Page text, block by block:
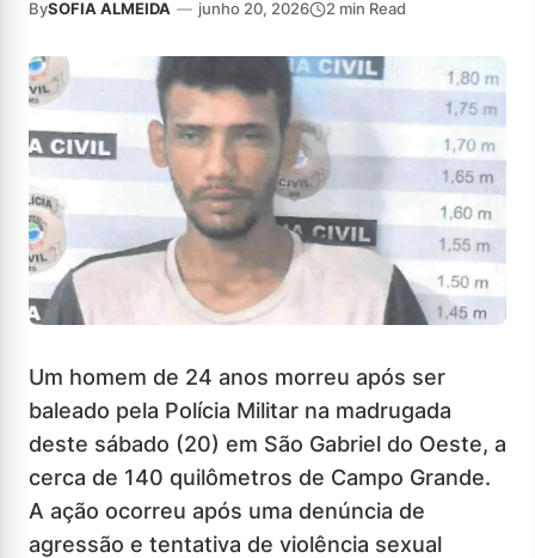
BySOFIA ALMEIDA — junho 20, 2026 2 min Read
Um homem de 24 anos morreu após ser
baleado pela Polícia Militar na madrugada
deste sábado (20) em São Gabriel do Oeste, a
cerca de 140 quilômetros de Campo Grande.
A ação ocorreu após uma denúncia de
agressão e tentativa de violência sexual